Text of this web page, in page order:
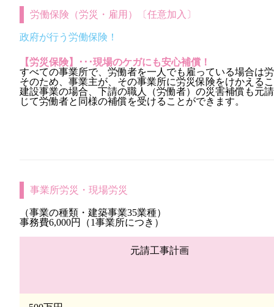
労働保険（労災・雇用）〔任意加入〕
政府が行う労働保険！
【労災保険】･･･現場のケガにも安心補償！
すべての事業所で、労働者を一人でも雇っている場合は
そのため、事業主が、その事業所に労災保険をけかえる
建設事業の場合、下請の職人（労働者）の災害補償も元
じて労働者と同様の補償を受けることができます。
事業所労災・現場労災
（事業の種類・建築事業35業種）
事務費6,000円（1事業所につき）
元請工事計画